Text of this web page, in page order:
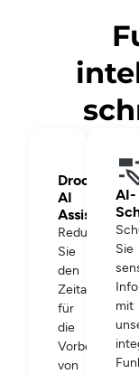
Drooms
AI
Assistant
Reduzieren
Sie
den
Zeitaufwand
für
die
Vorbereitung
von
AI-
Sie
mit